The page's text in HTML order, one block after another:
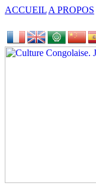
ACCUEIL A PROPOS